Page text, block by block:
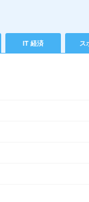
IT 経済 ス